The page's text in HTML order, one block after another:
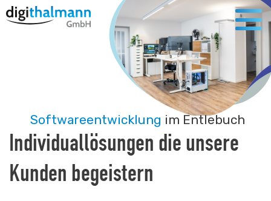
Softwareentwicklung im Entlebuch
Individuallösungen die unsere
Kunden begeistern